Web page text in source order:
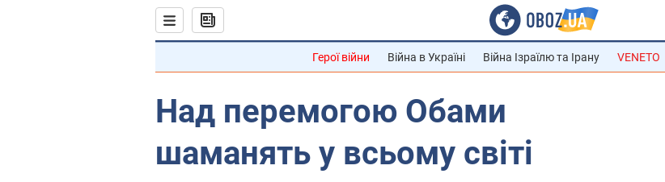
Герої війни Війна в Україні Війна Ізраїлю та Ірану VENETO
Над перемогою Обами
шаманять у всьому світі